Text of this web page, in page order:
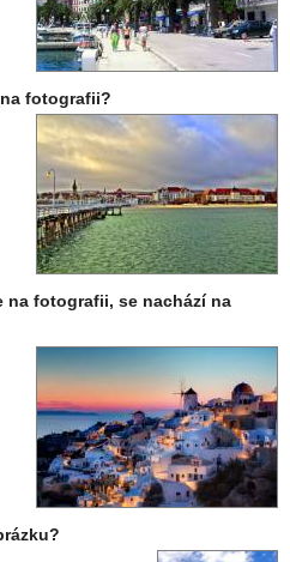
fotografii?
na fotografii, se nachází na